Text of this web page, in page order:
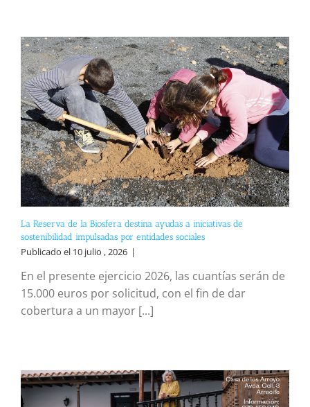
La Reserva de la Biosfera destina ayudas a iniciativas de
sostenibilidad impulsadas por entidades sociales
Publicado el 10 julio , 2026 |
En el presente ejercicio 2026, las cuantías serán de
15.000 euros por solicitud, con el fin de dar
cobertura a un mayor [...]